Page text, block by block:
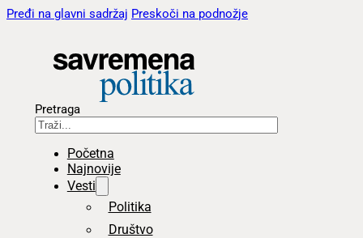
Pređi na glavni sadržaj Preskoči na podnožje
Pretraga
Početna
Najnovije
Vesti
Politika
Društvo